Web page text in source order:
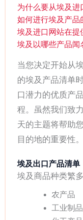
为什么要从埃及进
如何进行埃及产品
埃及进口网站在提
埃及以哪些产品闻
当您决定开始从
的埃及产品清单
口潜力的优质产
程。虽然我们致
天的主题将帮助
目的地的重要性。
埃及出口产品清单
埃及商品种类繁多
农产品
工业制品